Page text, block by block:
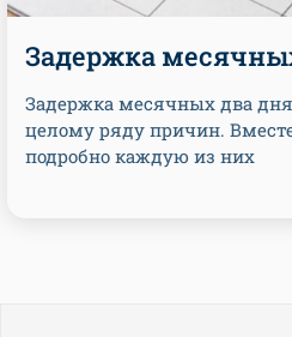
Задержка
Задержка месячных два
целому ряду причин.
подробно каждую из них